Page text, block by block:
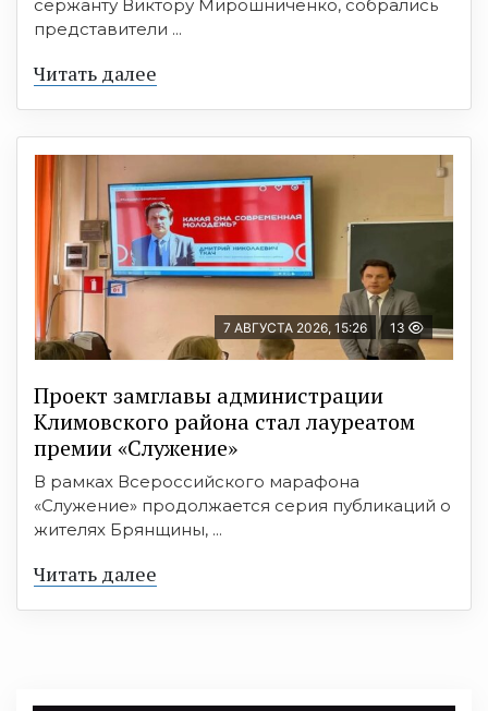
сержанту Виктору Мирошниченко, собрались
представители ...
Читать далее
7 АВГУСТА 2026, 15:26 13
Проект замглавы администрации
Климовского района стал лауреатом
премии «Служение»
В рамках Всероссийского марафона
«Служение» продолжается серия публикаций о
жителях Брянщины, ...
Читать далее